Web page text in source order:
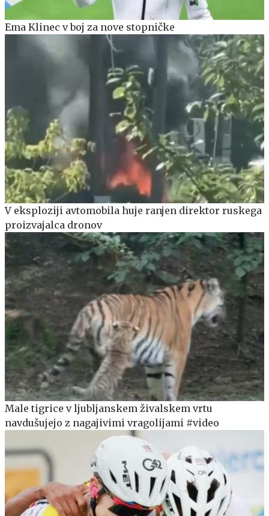
Ema Klinec v boj za nove stopničke
V eksploziji avtomobila huje ranjen direktor ruskega
proizvajalca dronov
Male tigrice v ljubljanskem živalskem vrtu
navdušujejo z nagajivimi vragolijami #video